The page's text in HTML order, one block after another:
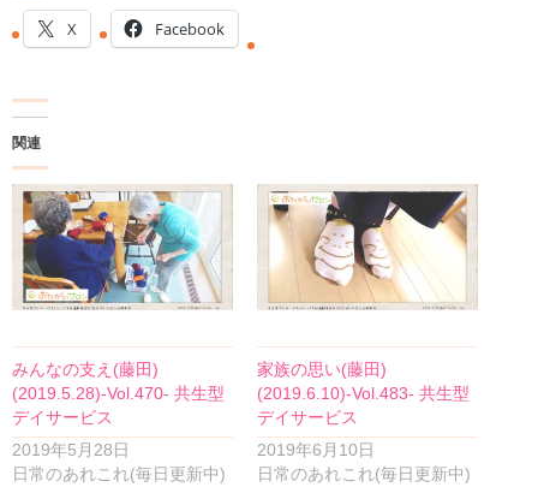
X Facebook
関連
みんなの支え(藤田)
(2019.5.28)-Vol.470- 共生型
デイサービス
2019年5月28日
日常のあれこれ(毎日更新中)
家族の思い(藤田)
(2019.6.10)-Vol.483- 共生型
デイサービス
2019年6月10日
日常のあれこれ(毎日更新中)